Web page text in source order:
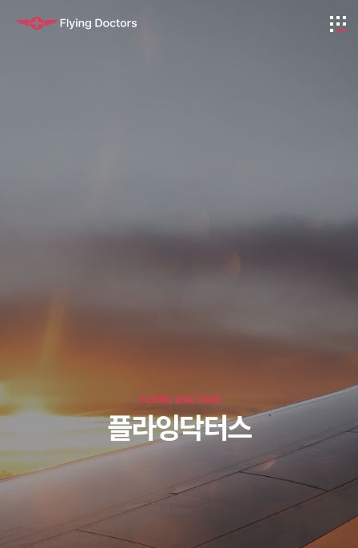
FLYING DOCTORS
플라잉닥터스